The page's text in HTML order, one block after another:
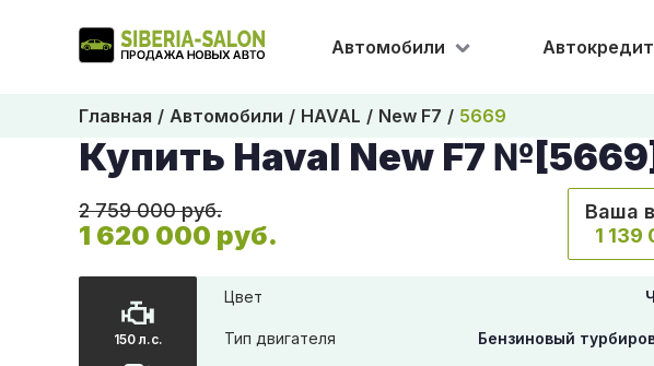
Автомобили Автокредит
Главная Автомобили HAVAL New F7 5669
Купить Haval New F7 №[5669]
2 759 000 руб.
1 620 000 руб.
Ваша
1 139
150 л.с.
Цвет
Тип двигателя Бензиновый